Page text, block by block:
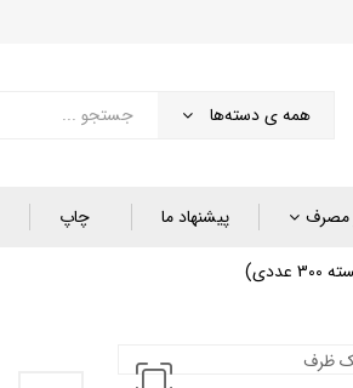
همه ی دسته‌ها
مصرف پیشنهاد ما چاپ